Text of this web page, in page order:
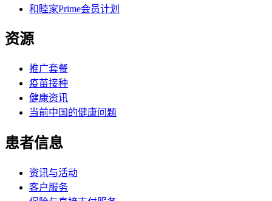
和睦家Prime会员计划
资源
推广套餐
疫苗接种
健康资讯
当前中国的健康问题
患者信息
资讯与活动
客户服务